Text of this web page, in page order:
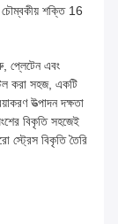
চৌম্বকীয় শক্তি 16
প্লেটেন এবং
করা সহজ, একটি
উত্পাদন দক্ষতা
বিকৃতি সহজেই
স্ট্রেস বিকৃতি তৈরি